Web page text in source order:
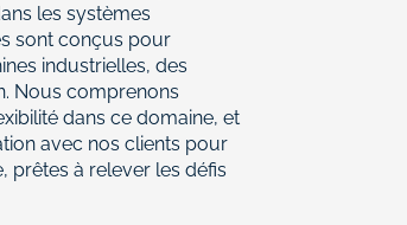
les systèmes
sont conçus pour
industrielles, des
Nous comprenons
dans ce domaine, et
avec nos clients pour
prêtes à relever les défis